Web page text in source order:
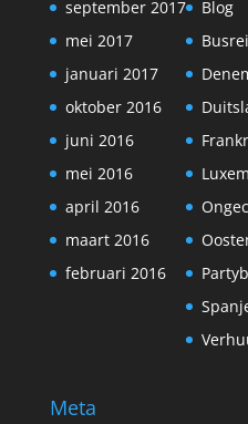
september 2017
mei 2017
januari 2017
oktober 2016
juni 2016
mei 2016
april 2016
maart 2016
februari 2016
Blog
Meta